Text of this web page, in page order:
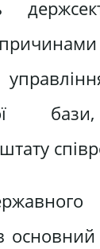
основний